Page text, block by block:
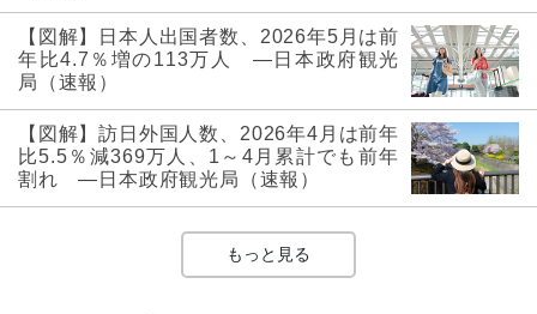
【図解】日本人出国者数、2026年5月は前
年比4.7％増の113万人 ―日本政府観光
局（速報）
【図解】訪日外国人数、2026年4月は前年
比5.5％減369万人、1～4月累計でも前年
割れ ―日本政府観光局（速報）
もっと見る